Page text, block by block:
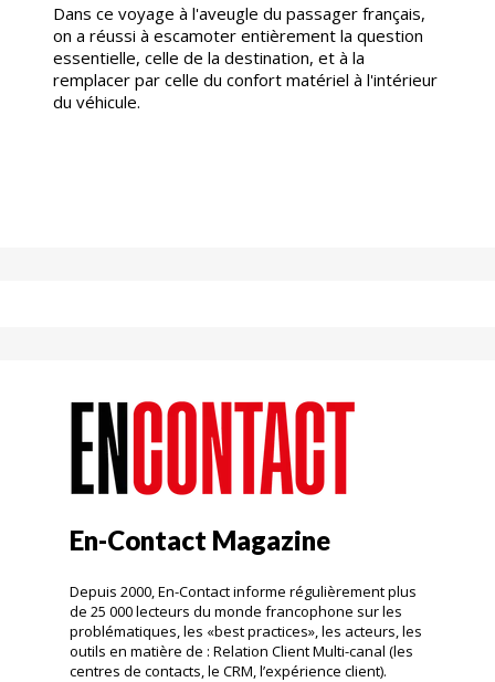
Dans ce voyage à l'aveugle du passager français,
on a réussi à escamoter entièrement la question
essentielle, celle de la destination, et à la
remplacer par celle du confort matériel à l'intérieur
du véhicule.
En-Contact Magazine
Depuis 2000, En-Contact informe régulièrement plus
de 25 000 lecteurs du monde francophone sur les
problématiques, les «best practices», les acteurs, les
outils en matière de : Relation Client Multi-canal (les
centres de contacts, le CRM, l’expérience client).